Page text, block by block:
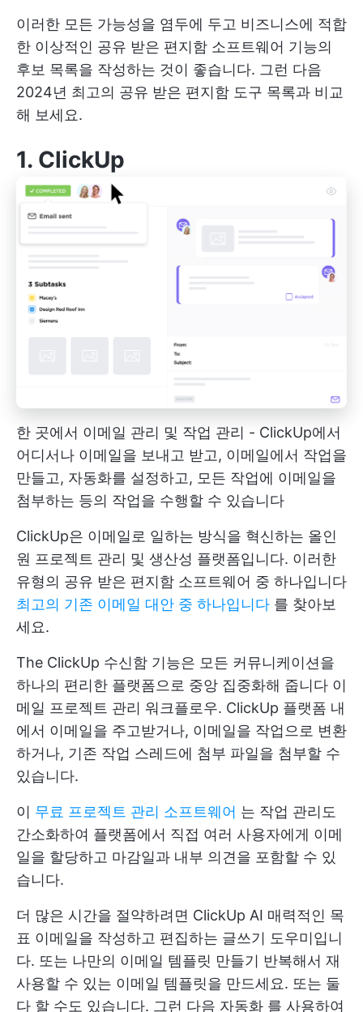
이러한 모든 가능성을 염두에 두고 비즈니스에 적합
한 이상적인 공유 받은 편지함 소프트웨어 기능의
후보 목록을 작성하는 것이 좋습니다. 그런 다음
2024년 최고의 공유 받은 편지함 도구 목록과 비교
해 보세요.
1. ClickUp
한 곳에서 이메일 관리 및 작업 관리 - ClickUp에서
어디서나 이메일을 보내고 받고, 이메일에서 작업을
만들고, 자동화를 설정하고, 모든 작업에 이메일을
첨부하는 등의 작업을 수행할 수 있습니다
ClickUp은 이메일로 일하는 방식을 혁신하는 올인
원 프로젝트 관리 및 생산성 플랫폼입니다. 이러한
유형의 공유 받은 편지함 소프트웨어 중 하나입니다
최고의 기존 이메일 대안 중 하나입니다 를 찾아보
세요.
The ClickUp 수신함 기능은 모든 커뮤니케이션을
하나의 편리한 플랫폼으로 중앙 집중화해 줍니다 이
메일 프로젝트 관리 워크플로우. ClickUp 플랫폼 내
에서 이메일을 주고받거나, 이메일을 작업으로 변환
하거나, 기존 작업 스레드에 첨부 파일을 첨부할 수
있습니다.
이 무료 프로젝트 관리 소프트웨어 는 작업 관리도
간소화하여 플랫폼에서 직접 여러 사용자에게 이메
일을 할당하고 마감일과 내부 의견을 포함할 수 있
습니다.
더 많은 시간을 절약하려면 ClickUp AI 매력적인 목
표 이메일을 작성하고 편집하는 글쓰기 도우미입니
다. 또는 나만의 이메일 템플릿 만들기 반복해서 재
사용할 수 있는 이메일 템플릿을 만드세요. 또는 둘
다 할 수도 있습니다. 그런 다음 자동화 를 사용하여